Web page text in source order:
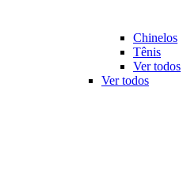
Chinelos
Tênis
Ver todos
Ver todos